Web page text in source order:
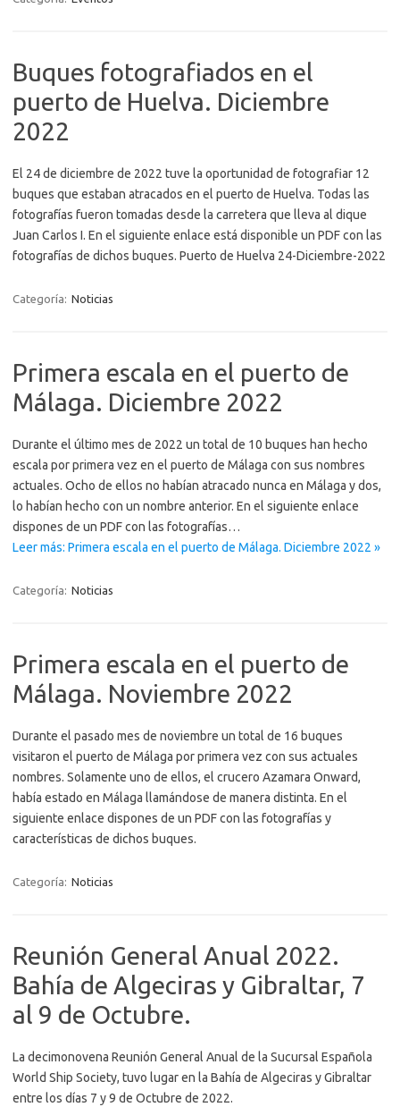
Buques fotografiados en el
puerto de Huelva. Diciembre
2022
El 24 de diciembre de 2022 tuve la oportunidad de fotografiar 12
buques que estaban atracados en el puerto de Huelva. Todas las
fotografías fueron tomadas desde la carretera que lleva al dique
Juan Carlos I. En el siguiente enlace está disponible un PDF con las
fotografías de dichos buques. Puerto de Huelva 24-Diciembre-2022
Categoría: Noticias
Primera escala en el puerto de
Málaga. Diciembre 2022
Durante el último mes de 2022 un total de 10 buques han hecho
escala por primera vez en el puerto de Málaga con sus nombres
actuales. Ocho de ellos no habían atracado nunca en Málaga y dos,
lo habían hecho con un nombre anterior. En el siguiente enlace
dispones de un PDF con las fotografías…
Leer más: Primera escala en el puerto de Málaga. Diciembre 2022 »
Categoría: Noticias
Primera escala en el puerto de
Málaga. Noviembre 2022
Durante el pasado mes de noviembre un total de 16 buques
visitaron el puerto de Málaga por primera vez con sus actuales
nombres. Solamente uno de ellos, el crucero Azamara Onward,
había estado en Málaga llamándose de manera distinta. En el
siguiente enlace dispones de un PDF con las fotografías y
características de dichos buques.
Categoría: Noticias
Reunión General Anual 2022.
Bahía de Algeciras y Gibraltar, 7
al 9 de Octubre.
La decimonovena Reunión General Anual de la Sucursal Española
World Ship Society, tuvo lugar en la Bahía de Algeciras y Gibraltar
entre los días 7 y 9 de Octubre de 2022.